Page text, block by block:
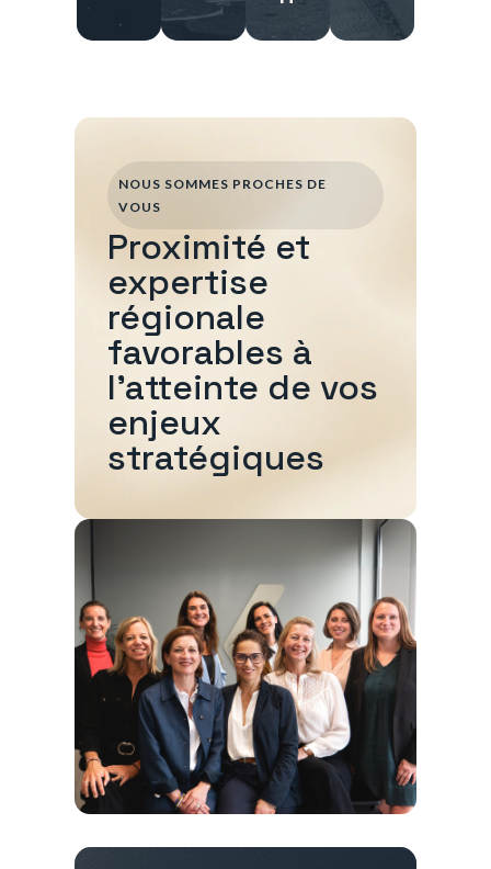
NOUS SOMMES PROCHES DE
VOUS
Proximité et
expertise
régionale
favorables à
l'atteinte de vos
enjeux
stratégiques